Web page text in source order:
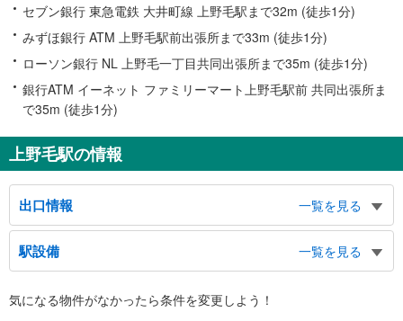
セブン銀行 東急電鉄 大井町線 上野毛駅まで32m (徒歩1分)
みずほ銀行 ATM 上野毛駅前出張所まで33m (徒歩1分)
ローソン銀行 NL 上野毛一丁目共同出張所まで35m (徒歩1分)
銀行ATM イーネット ファミリーマート上野毛駅前 共同出張所ま
で35m (徒歩1分)
上野毛駅の情報
出口情報
一覧を見る
出口
バスのりば、上野毛１～４丁目、瀬田１丁目、中町２・３丁目、環八通り、多
摩美術大学、五島美術館
駅設備
一覧を見る
※段差なしでの移動経路
気になる物件がなかったら条件を変更しよう！